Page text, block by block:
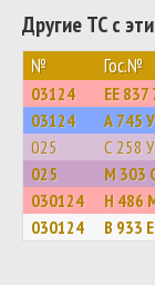
Другие ТС с
№ Гос.№
03124 ЕЕ 837
03124 А 745
025 С 258
025 М 303
030124 Н 486
030124 В 933